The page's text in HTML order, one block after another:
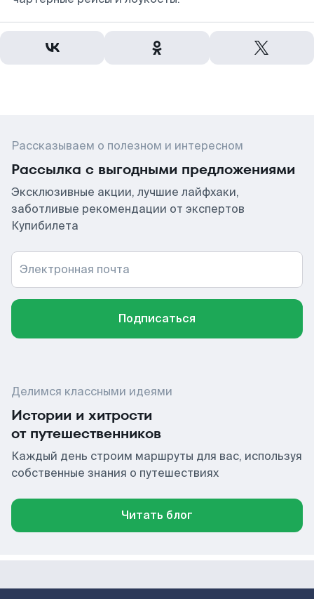
Рассказываем о полезном и интересном
Рассылка с выгодными предложениями
Эксклюзивные акции, лучшие лайфхаки,
заботливые рекомендации от экспертов
Купибилета
Электронная почта
Подписаться
Делимся классными идеями
Истории и хитрости
от путешественников
Каждый день строим маршруты для вас, используя
собственные знания о путешествиях
Читать блог